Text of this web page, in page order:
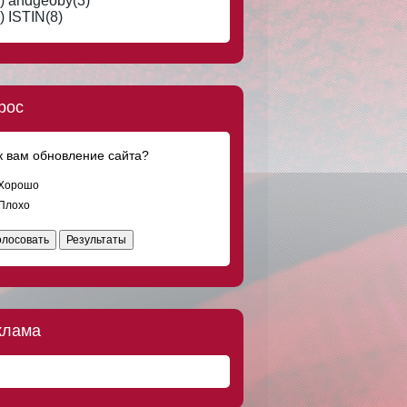
Что-то странное творится в мире.
Отношения обесцениваются, сникерс
дорожает. Вот за сникерс вообще
8 авг 2016, 19:23
Мужчинам тоже тяжело... Встретишь
Ищу добрую, скромную, ласковую
музыку и поэзию Серебряного века, для
DOC8673
8 авг 2016, 17:45
Где я только не был! Греция, Испания,
Мальдивах я тоже не был.
трясут пистолет в баке.
ISTIN(8)
вам обновление сайта?
Результаты